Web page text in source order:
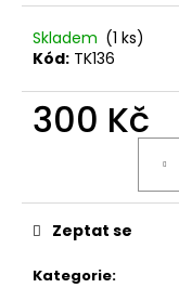
Skladem (1 ks)
Kód: TK136
300 Kč
Kategorie:
Zeptat se